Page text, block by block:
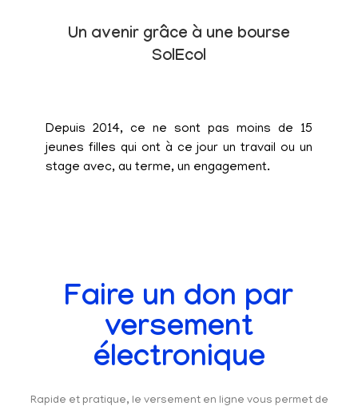
Un avenir grâce à une bourse
SolEcol
Depuis 2014, ce ne sont pas moins de 15
jeunes filles qui ont à ce jour un travail ou un
stage avec, au terme, un engagement.
Faire un don par
versement
électronique
Rapide et pratique, le versement en ligne vous permet de